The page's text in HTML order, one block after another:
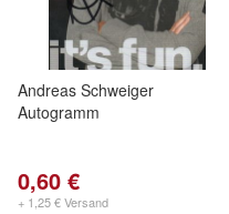
Andreas Schweiger
Autogramm
0,60 €
+ 1,25 € Versand